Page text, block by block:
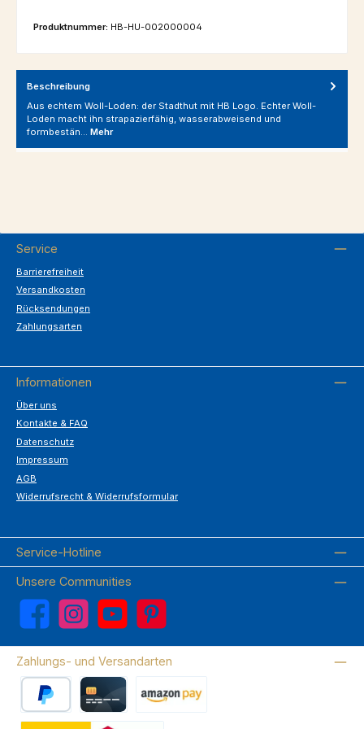
Produktnummer: HB-HU-002000004
Beschreibung
Aus echtem Woll-Loden: der Stadthut mit HB Logo. Echter Woll-
Loden macht ihn strapazierfähig, wasserabweisend und
formbestän… Mehr
Service
Barrierefreiheit
Versandkosten
Rücksendungen
Zahlungsarten
Informationen
Über uns
Kontakte & FAQ
Datenschutz
Impressum
AGB
Widerrufsrecht & Widerrufsformular
Service-Hotline
Unsere Communities
Facebook Instagram YouTube Pinterest
Zahlungs- und Versandarten